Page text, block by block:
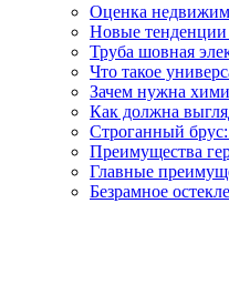
Оценка
Новые тенденции
Труба шовная
Что такое
Зачем нужна
Как должна
Строганный
Преимущества
Главные
Безрамное